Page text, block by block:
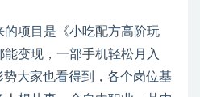
项目是《小吃配方高阶玩
变现，一部手机轻松月入
大家也看得到，各个岗位基